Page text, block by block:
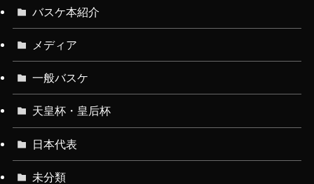
バスケ本紹介
メディア
一般バスケ
天皇杯・皇后杯
日本代表
未分類